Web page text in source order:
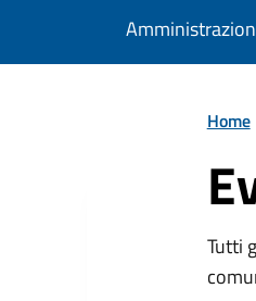
Home
Tutti